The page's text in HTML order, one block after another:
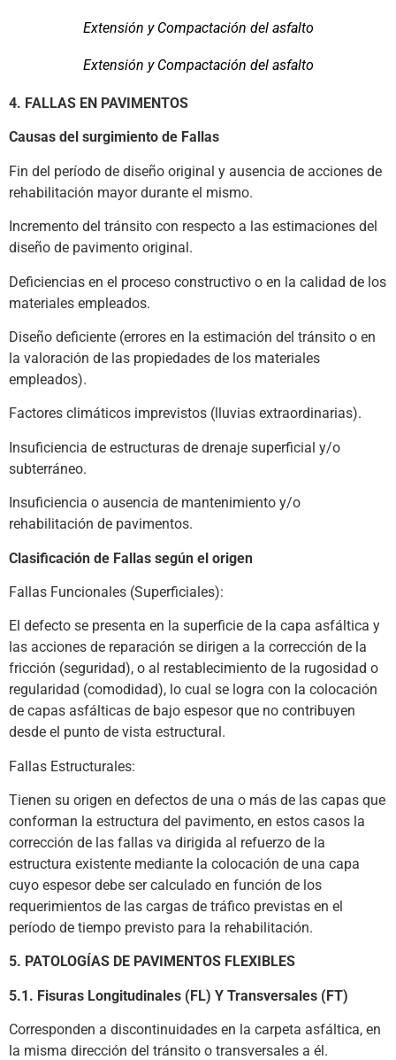
Extensión y Compactación del asfalto
Extensión y Compactación del asfalto
4. FALLAS EN PAVIMENTOS
Causas del surgimiento de Fallas
Fin del período de diseño original y ausencia de acciones de
rehabilitación mayor durante el mismo.
Incremento del tránsito con respecto a las estimaciones del
diseño de pavimento original.
Deficiencias en el proceso constructivo o en la calidad de los
materiales empleados.
Diseño deficiente (errores en la estimación del tránsito o en
la valoración de las propiedades de los materiales
empleados).
Factores climáticos imprevistos (lluvias extraordinarias).
Insuficiencia de estructuras de drenaje superficial y/o
subterráneo.
Insuficiencia o ausencia de mantenimiento y/o
rehabilitación de pavimentos.
Clasificación de Fallas según el origen
Fallas Funcionales (Superficiales):
El defecto se presenta en la superficie de la capa asfáltica y
las acciones de reparación se dirigen a la corrección de la
fricción (seguridad), o al restablecimiento de la rugosidad o
regularidad (comodidad), lo cual se logra con la colocación
de capas asfálticas de bajo espesor que no contribuyen
desde el punto de vista estructural.
Fallas Estructurales:
Tienen su origen en defectos de una o más de las capas que
conforman la estructura del pavimento, en estos casos la
corrección de las fallas va dirigida al refuerzo de la
estructura existente mediante la colocación de una capa
cuyo espesor debe ser calculado en función de los
requerimientos de las cargas de tráfico previstas en el
período de tiempo previsto para la rehabilitación.
5. PATOLOGÍAS DE PAVIMENTOS FLEXIBLES
5.1. Fisuras Longitudinales (FL) Y Transversales (FT)
Corresponden a discontinuidades en la carpeta asfáltica, en
la misma dirección del tránsito o transversales a él.